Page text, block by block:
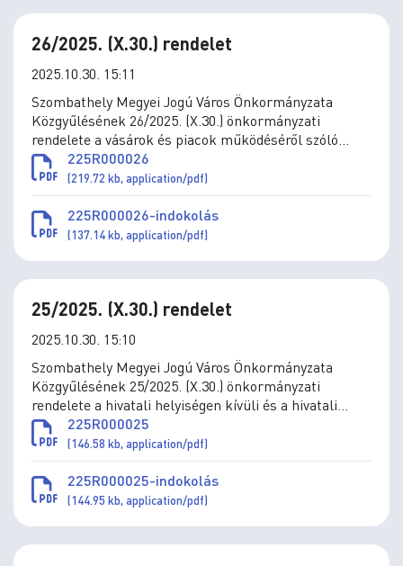
26/2025. (X.30.) rendelet
2025.10.30. 15:11
Szombathely Megyei Jogú Város Önkormányzata
Közgyűlésének 26/2025. (X.30.) önkormányzati
rendelete a vásárok és piacok működéséről szóló
34/1995. (X.26.) önkormányzati rendelet módosításáról
225R000026
(219.72 kb, application/pdf)
225R000026-indokolás
(137.14 kb, application/pdf)
25/2025. (X.30.) rendelet
2025.10.30. 15:10
Szombathely Megyei Jogú Város Önkormányzata
Közgyűlésének 25/2025. (X.30.) önkormányzati
rendelete a hivatali helyiségen kívüli és a hivatali
munkaidőn kívüli anyakönyvi események
engedélyezésének szabályairól és a
többletszolgáltatások utáni díjakról szóló 9/2018.
(V.7.) önkormányzati rendelet módosításáról
225R000025
(146.58 kb, application/pdf)
225R000025-indokolás
(144.95 kb, application/pdf)